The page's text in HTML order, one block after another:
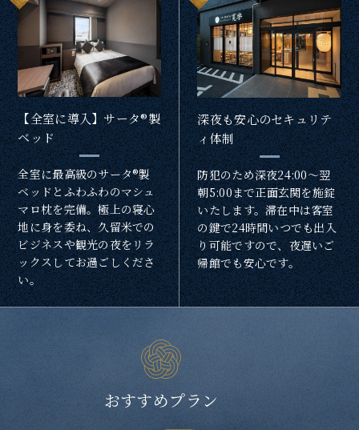
【全室に導入】サータ®製
ベッド
全室に最高級のサータ®製
ベッドとふわふわのマシュ
マロ枕を完備。極上の寝心
地に身を委ね、久留米での
ビジネスや観光の夜をリラ
ックスしてお過ごしくださ
い。
深夜も安心のセキュリテ
ィ体制
防犯のため深夜24:00〜翌
朝5:00まで正面玄関を施錠
いたします。滞在中は客室
の鍵で24時間いつでも出入
り可能ですので、夜遅いご
帰館でも安心です。
おすすめプラン